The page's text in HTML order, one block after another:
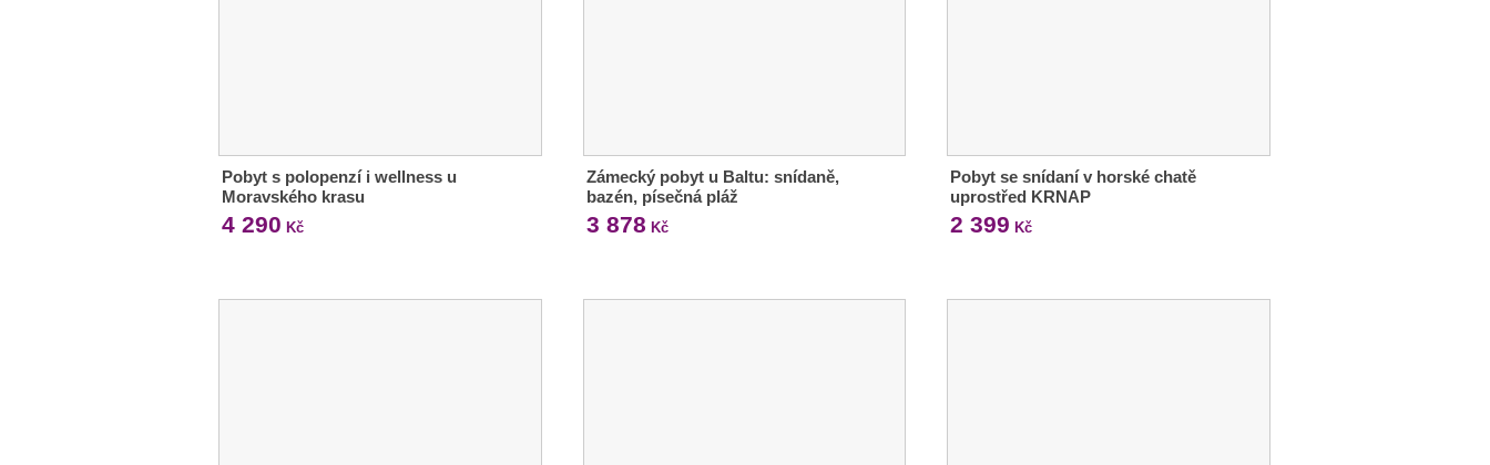
Pobyt s polopenzí i wellness u
Moravského krasu
4 290 Kč
Zámecký pobyt u Baltu: snídaně,
bazén, písečná pláž
3 878 Kč
Pobyt se snídaní v horské chatě
uprostřed KRNAP
2 399 Kč